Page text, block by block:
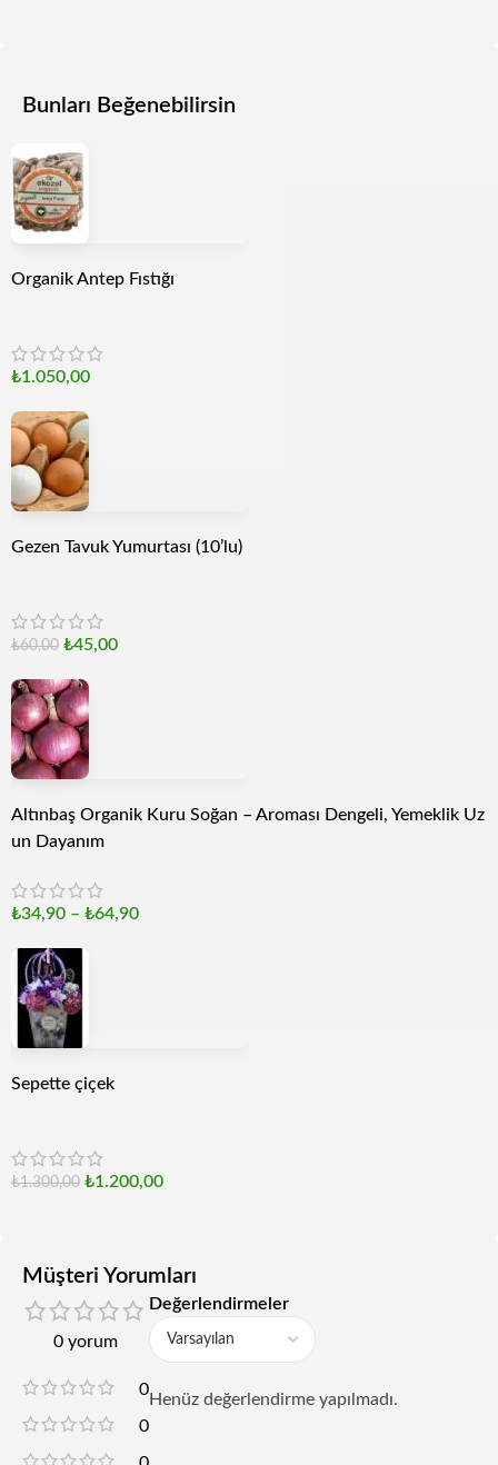
Bunları Beğenebilirsin
Organik Antep Fıstığı
₺1.050,00
Gezen Tavuk Yumurtası (10’lu)
₺60,00 ₺45,00
Altınbaş Organik Kuru Soğan – Aroması Dengeli, Yemeklik Uz
un Dayanım
₺34,90 – ₺64,90
Sepette çiçek
₺1.300,00 ₺1.200,00
Müşteri Yorumları
0 yorum
0
0
Değerlendirmeler
Henüz değerlendirme yapılmadı.